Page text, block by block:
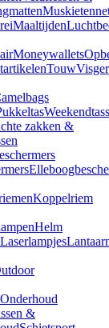
Maaltijden
Moneywallets
Touw
zakken &
Koppelriem
Helm
Laserlampjes
Onderhoud
&